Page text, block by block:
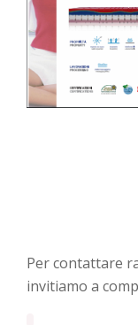
Per contattare
invitiamo a